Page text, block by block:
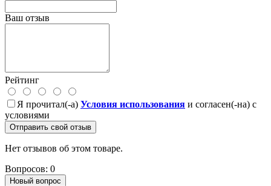
Ваш отзыв
Рейтинг
Я прочитал(-а) Условия использования и согласен(-на) с
условиями
Отправить свой отзыв
Нет отзывов об этом товаре.
Вопросов: 0
Новый вопрос